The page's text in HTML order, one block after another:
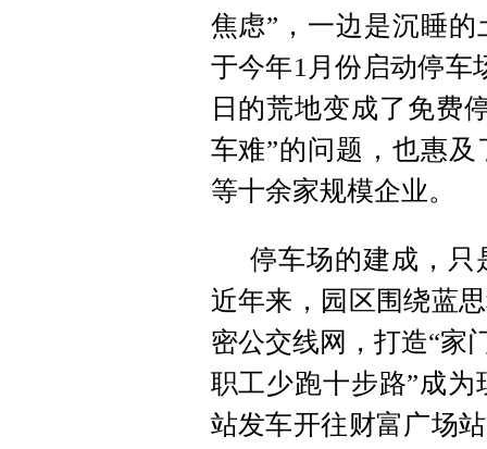
焦虑”，一边是沉睡
于今年1月份启动停车
日的荒地变成了免费
车难”的问题，也惠
等十余家规模企业。
停车场的建成，只
近年来，园区围绕蓝
密公交线网，打造“家
职工少跑十步路”成
站发车开往财富广场